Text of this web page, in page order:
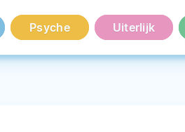
Psyche Uiterlijk